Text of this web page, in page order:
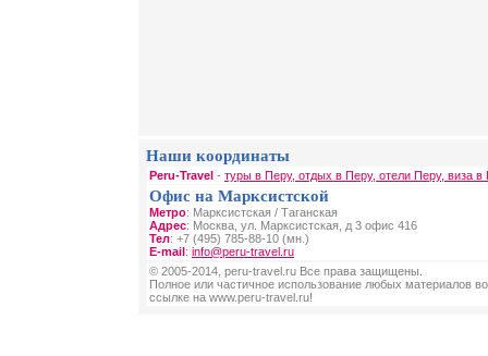
Наши координаты
Peru-Travel - туры в Перу, отдых в Перу, отели Перу, виза в
Офис на Марксистской
Метро: Марксистская / Таганская
Адрес: Москва, ул. Марксистская, д 3 офис 416
Тел: +7 (495) 785-88-10 (мн.)
E-mail: info@peru-travel.ru
© 2005-2014, peru-travel.ru Все права защищены.
Полное или частичное использование любых материалов
ссылке на www.peru-travel.ru!